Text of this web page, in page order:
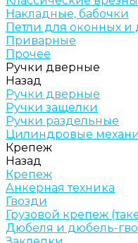
Накладные, бабочки
Петли для оконных и
Приварные
Прочее
Ручки дверные
Назад
Ручки дверные
Ручки защелки
Ручки раздельные
Цилиндровые
Крепеж
Назад
Крепеж
Анкерная техника
Гвозди
Грузовой крепеж
Дюбеля и дюбель-